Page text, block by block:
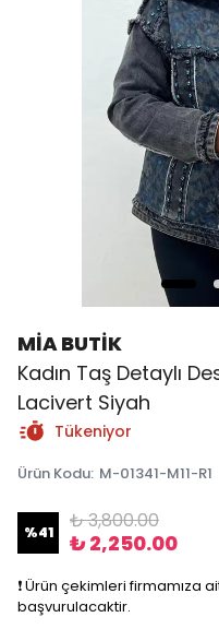
MİA BUTİK
Kadın Taş Detaylı
Lacivert Siyah
Tükeniyor
Ürün Kodu: M-01341-M11-R1
%41 ₺ 3,800.00
₺ 2,250.00
❗️ Ürün çekimleri firmamıza
başvurulacaktir.